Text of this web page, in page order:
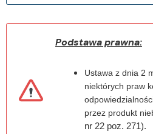
Podstawa prawna:
Ustawa z dnia 2
niektórych praw
przez produkt
nr 22 poz. 271).